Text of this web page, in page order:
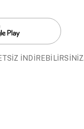
İNDİREBİLİRSİNİZ.